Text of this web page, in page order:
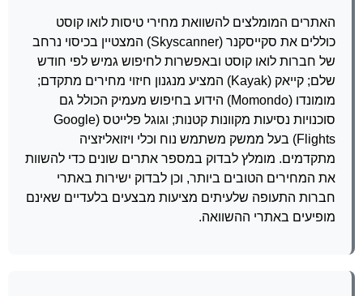
האתרים המומלצים להשוואת מחירי טיסות לואו קוסט
כוללים את סקייסקנר (Skyscanner) המצטיין בכיסוי נרחב
של חברות לואו קוסט ובאפשרות לחיפוש גמיש לפי חודש
שלם; קייאק (Kayak) המציע מנגנון חיזוי מחירים מתקדם;
מומונדו (Momondo) הידוע בחיפוש מעמיק הכולל גם
סוכנויות נסיעות מקוונות קטנות; וגוגל פלייטס (Google
Flights) בעל ממשק משתמש נוח וכלי ויזואליזציה
מתקדמים. מומלץ לבדוק במספר אתרים שונים כדי להשוות
את המחירים הטובים ביותר, וכן לבדוק ישירות באתרי
חברות התעופה שלעיתים מציעות מבצעים בלעדיים שאינם
מופיעים באתרי ההשוואה.